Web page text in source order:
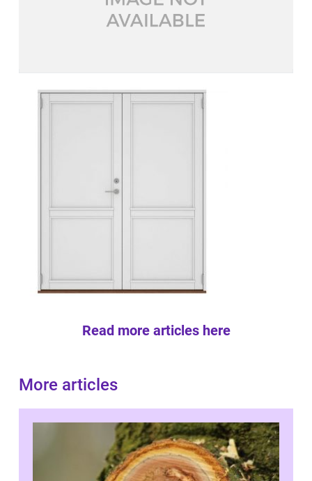
Read more articles here
More articles